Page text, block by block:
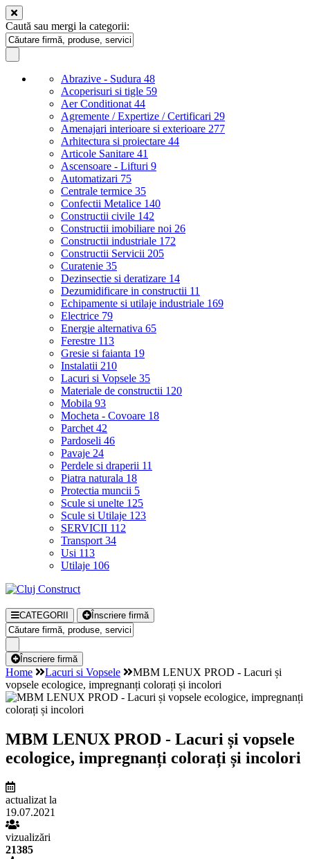
Caută sau mergi la categorii:
Abrazive - Sudura 48
Acoperisuri si tigle 59
Aer Conditionat 44
Agremente / Expertize / Certificari 29
Amenajari interioare si exterioare 277
Arhitectura si proiectare 44
Articole Sanitare 41
Ascensoare - Lifturi 9
Automatizari 75
Centrale termice 35
Confectii Metalice 140
Constructii civile 142
Constructii imobiliare noi 26
Constructii industriale 172
Constructii Servicii 205
Curatenie 35
Dezinsectie si deratizare 14
Dezumidificare in constructii 11
Echipamente si utilaje industriale 169
Electrice 79
Energie alternativa 65
Ferestre 113
Gresie si faianta 19
Instalatii 210
Lacuri si Vopsele 35
Materiale de constructii 120
Mobila 93
Mocheta - Covoare 18
Parchet 42
Pardoseli 46
Pavaje 24
Perdele si draperii 11
Piatra naturala 18
Protectia muncii 5
Scule si unelte 125
Scule si Utilaje 123
SERVICII 112
Transport 34
Usi 113
Utilaje 106
CATEGORII Înscriere firmă
Înscriere firmă
Home Lacuri si Vopsele
MBM LENUX PROD - Lacuri și
vopsele ecologice, impregnanți colorați și incolori
MBM LENUX PROD - Lacuri și vopsele
ecologice, impregnanți colorați și incolori
actualizat la
19.07.2021
vizualizări
21385